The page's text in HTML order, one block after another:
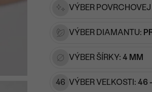
VÝBER
VÝBER DIAMANTU:
VÝBER ŠÍRKY: 4 MM
46 VÝBER VEĽKOSTI: 46